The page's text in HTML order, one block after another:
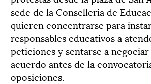
sede de la Conselleria de
quieren concentrarse para
responsables educativos a
peticiones y sentarse a
acuerdo antes de la
oposiciones.